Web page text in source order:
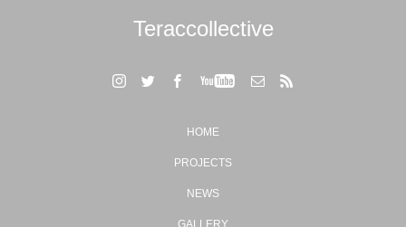
Teraccollective
HOME
PROJECTS
NEWS
GALLERY